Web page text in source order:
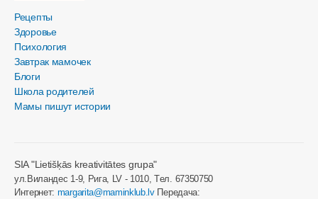
Рецепты
Здоровье
Психология
Завтрак мамочек
Блоги
Школа родителей
Мамы пишут истории
SIA "Lietišķās kreativitātes grupa"
ул.Виландес 1-9, Рига, LV - 1010, Tел. 67350750
Интернет: margarita@maminklub.lvПередача: